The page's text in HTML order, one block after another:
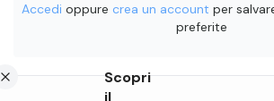
Accedi oppure crea un account per
preferite
Scopri
il